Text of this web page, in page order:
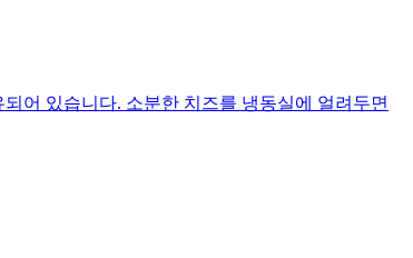
어 있습니다. 소분한 치즈를 냉동실에 얼려두면